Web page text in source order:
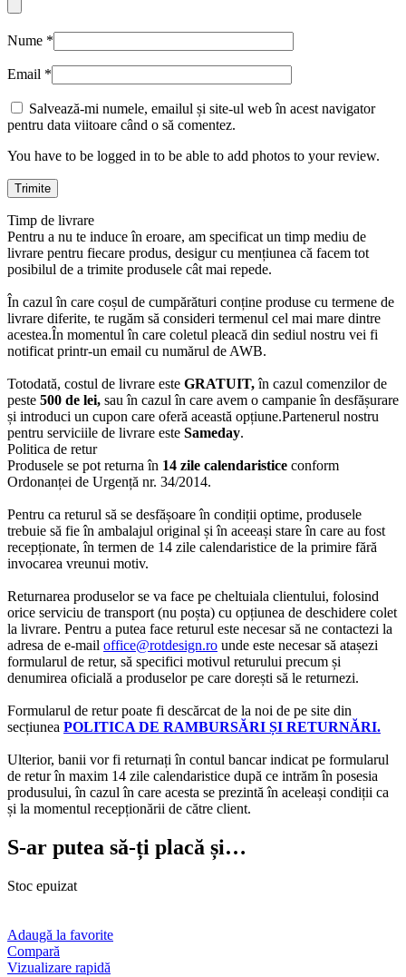
Nume *
Email *
Salvează-mi numele, emailul și site-ul web în acest navigator
pentru data viitoare când o să comentez.
You have to be logged in to be able to add photos to your review.
Timp de livrare
Pentru a nu te induce în eroare, am specificat un timp mediu de
livrare pentru fiecare produs, desigur cu mențiunea că facem tot
posibilul de a trimite produsele cât mai repede.
În cazul în care coșul de cumpărături conține produse cu termene de
livrare diferite, te rugăm să consideri termenul cel mai mare dintre
acestea.În momentul în care coletul pleacă din sediul nostru vei fi
notificat printr-un email cu numărul de AWB.
Totodată, costul de livrare este GRATUIT,în cazul comenzilor de
peste 500 de lei, sau în cazul în care avem o campanie în desfășurare
și introduci un cupon care oferă această opțiune.Partenerul nostru
pentru serviciile de livrare este Sameday.
Politica de retur
Produsele se pot returna în 14 zile calendaristice conform
Ordonanței de Urgență nr. 34/2014.
Pentru ca returul să se desfășoare în condiții optime, produsele
trebuie să fie în ambalajul original și în aceeași stare în care au fost
recepționate, în termen de 14 zile calendaristice de la primire fără
invocarea vreunui motiv.
Returnarea produselor se va face pe cheltuiala clientului, folosind
orice serviciu de transport (nu poșta) cu opțiunea de deschidere colet
la livrare. Pentru a putea face returul este necesar să ne contactezi la
adresa de e-mail office@rotdesign.ro unde este necesar să atașezi
formularul de retur, să specifici motivul returului precum și
denumirea oficială a produselor pe care dorești să le returnezi.
Formularul de retur poate fi descărcat de la noi de pe site din
secțiunea POLITICA DE RAMBURSĂRI ȘI RETURNĂRI.
Ulterior, banii vor fi returnați în contul bancar indicat pe formularul
de retur în maxim 14 zile calendaristice după ce intrăm în posesia
produsului, în cazul în care acesta se prezintă în aceleași condiții ca
și la momentul recepționării de către client.
S-ar putea să-ți placă și…
Stoc epuizat
Adaugă la favorite
Compară
Vizualizare rapidă